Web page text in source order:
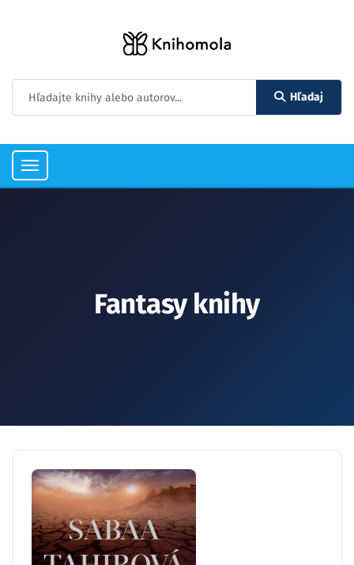
Hľadaj
Toggle
Fantasy knihy